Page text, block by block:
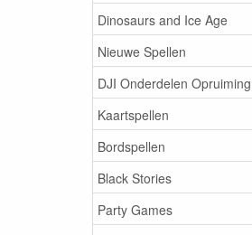
Dinosaurs and Ice Age
Nieuwe Spellen
DJI Onderdelen Opruiming
Kaartspellen
Bordspellen
Black Stories
Party Games